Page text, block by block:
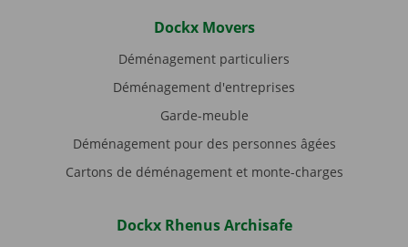
Dockx Movers
Déménagement particuliers
Déménagement d'entreprises
Garde-meuble
Déménagement pour des personnes âgées
Cartons de déménagement et monte-charges
Dockx Rhenus Archisafe